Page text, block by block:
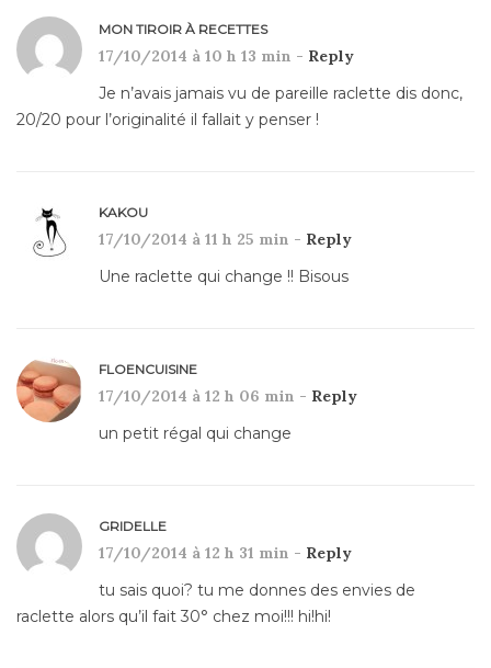
MON TIROIR À RECETTES
17/10/2014 à 10 h 13 min - Reply
Je n’avais jamais vu de pareille raclette dis donc,
20/20 pour l’originalité il fallait y penser !
KAKOU
17/10/2014 à 11 h 25 min - Reply
Une raclette qui change !! Bisous
FLOENCUISINE
17/10/2014 à 12 h 06 min - Reply
un petit régal qui change
GRIDELLE
17/10/2014 à 12 h 31 min - Reply
tu sais quoi? tu me donnes des envies de
raclette alors qu’il fait 30° chez moi!!! hi!hi!